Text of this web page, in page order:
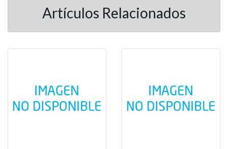
Artículos Relacionados